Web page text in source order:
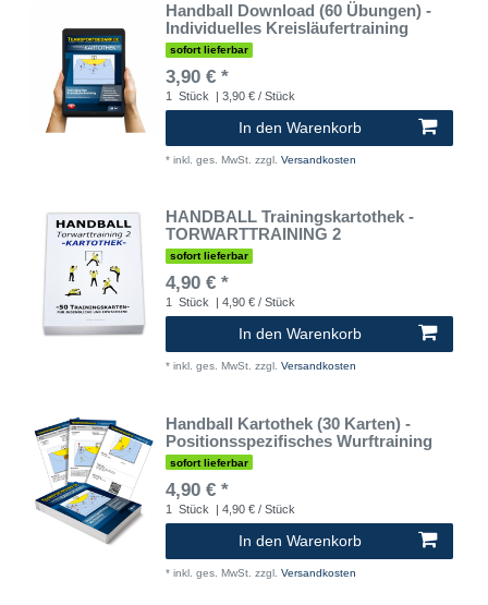
Handball Download (60 Übungen) -
Individuelles Kreisläufertraining
sofort lieferbar
3,90 € *
1 Stück | 3,90 € / Stück
In den Warenkorb
* inkl. ges. MwSt. zzgl. Versandkosten
HANDBALL Trainingskartothek -
TORWARTTRAINING 2
sofort lieferbar
4,90 € *
1 Stück | 4,90 € / Stück
In den Warenkorb
* inkl. ges. MwSt. zzgl. Versandkosten
Handball Kartothek (30 Karten) -
Positionsspezifisches Wurftraining
sofort lieferbar
4,90 € *
1 Stück | 4,90 € / Stück
In den Warenkorb
* inkl. ges. MwSt. zzgl. Versandkosten